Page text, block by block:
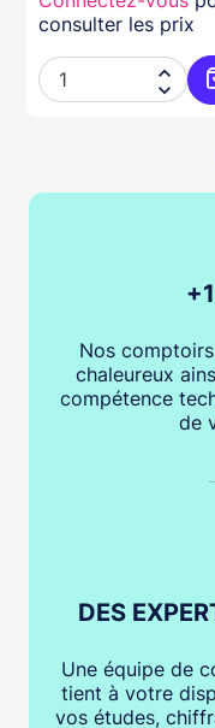
au panier
consulter les prix


Nos
chaleureux
compétence
de
DES
Une équipe de
tient à votre
vos études,